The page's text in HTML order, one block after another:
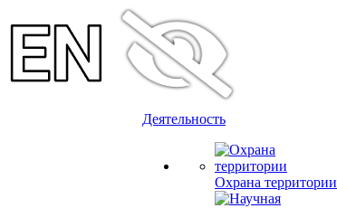
Деятельность
Охрана территории